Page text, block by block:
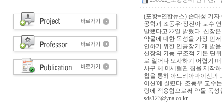
(포항=연합뉴스) 손대성 기자
공학과 조동우·장진아 교수
발했다고 22일 밝혔다. 신장
약물에 대한 독성을 가장 먼
인하기 위한 인공장기 개 발
신장의 기능·구조적 기본 단
로 일어나 모사하기 어렵기
사구 체 미세혈관 칩을 제작
칩을 통해 아드리아마이신과
이션'에 실렸다. 조동우 교수
링에 적용함으로써 약물 독
sds123@yna.co.kr